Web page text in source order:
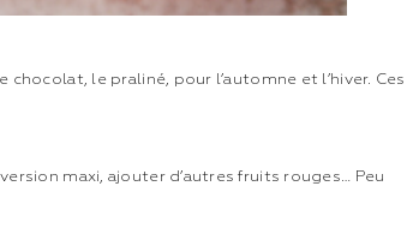
le praliné, pour l’automne et l’hiver. Ces
maxi, ajouter d’autres fruits rouges… Peu